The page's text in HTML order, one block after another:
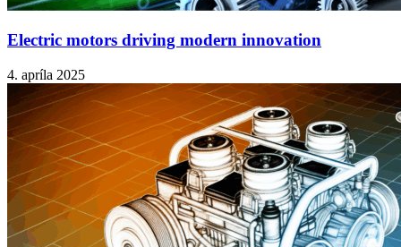
Electric motors driving modern innovation
4. apríla 2025